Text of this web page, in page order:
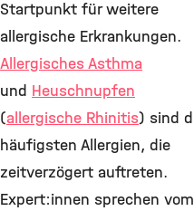
Startpunkt für weitere
allergische Erkrankungen.
Allergisches Asthma
und Heuschnupfen
(allergische Rhinitis) sind
häufigsten Allergien, die
zeitverzögert auftreten.
Expert:innen sprechen vom